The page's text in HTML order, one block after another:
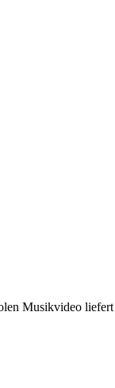
Musikvideo liefert